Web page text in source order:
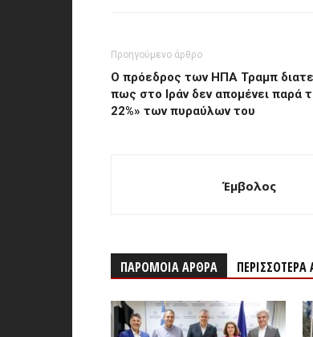
Προηγούμενο άρθρο
Ο πρόεδρος των ΗΠΑ Τραμπ
πως στο Ιράν δεν απομένει παρά
22%» των πυραύλων του
Έμβολος
ΠΑΡΟΜΟΙΑ ΑΡΘΡΑ